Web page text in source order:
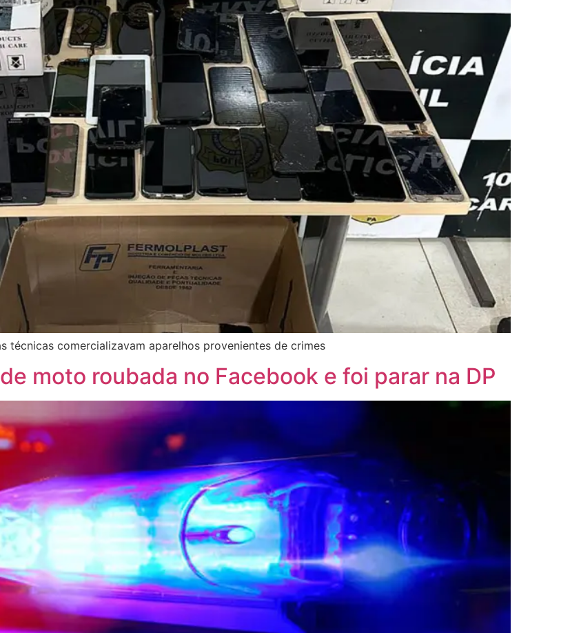
técnicas comercializavam aparelhos provenientes de crimes
moto roubada no Facebook e foi parar na DP